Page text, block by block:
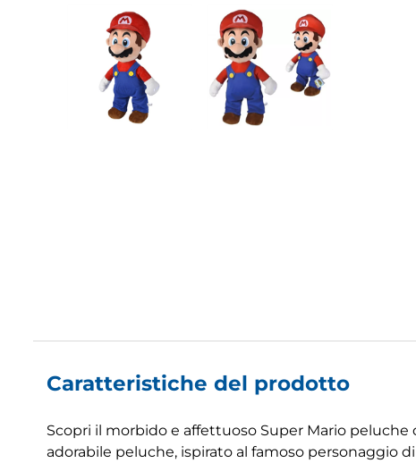
Caratteristiche del prodotto
Scopri il morbido e affettuoso Super Mario
adorabile peluche, ispirato al famoso personaggio